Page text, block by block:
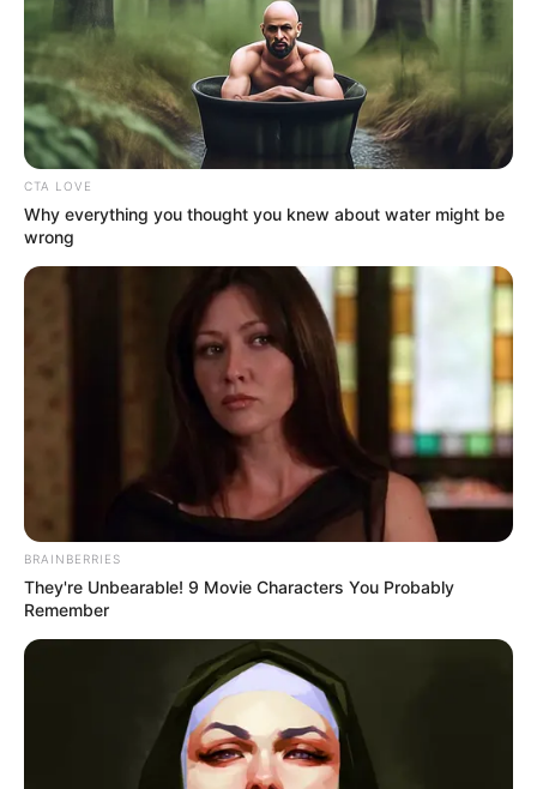
CTA LOVE
Why everything you thought you knew about water might be
wrong
BRAINBERRIES
They're Unbearable! 9 Movie Characters You Probably
Remember